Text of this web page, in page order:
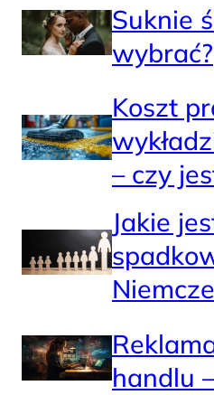
Suknie
wybrać?
Koszt
– czy
Jakie
handlu